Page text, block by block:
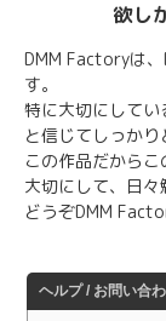
欲し
DMM Factoryは
す。
特に大切にして
と信じてしっかり
この作品だから
大切にして、日々
どうぞDMM
ヘルプ / お問い合